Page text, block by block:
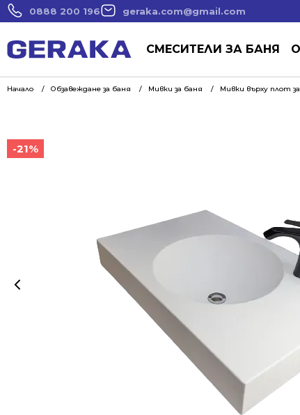
0888 200 196 geraka.com@gmail.com
СМЕСИТЕЛИ ЗА БАНЯ
Начало Обзавеждане за баня Мивки за баня Мивки върху плот
-21%
-21%